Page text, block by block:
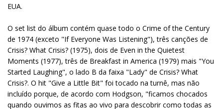
EUA.
O set list do álbum contém quase todo o Crime of the Century
de 1974 (exceto "If Everyone Was Listening"), três canções de
Crisis? What Crisis? (1975), dois de Even in the Quietest
Moments (1977), três de Breakfast in America (1979) mais "You
Started Laughing", o lado B da faixa "Lady" de Crisis? What
Crisis?. O hit "Give a Little Bit" foi tocado na turnê, mas não
incluído porque, de acordo com Hodgson, "ficamos chocados
quando ouvimos as fitas ao vivo para descobrir como todas as